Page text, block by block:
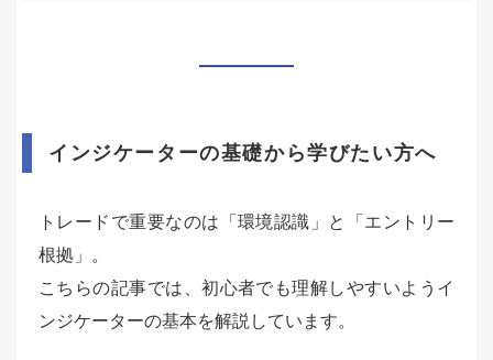
インジケーターの基礎から学びたい方へ
トレードで重要なのは「環境認識」と「エントリー
根拠」。
こちらの記事では、初心者でも理解しやすいようイ
ンジケーターの基本を解説しています。